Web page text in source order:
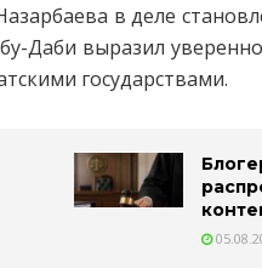
в деле
Даби выразил
государствами.